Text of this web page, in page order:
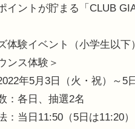
イントが貯まる「CLUB
験イベント（小学生以下）
ンス体験＞
年5月3日（火・祝）～5
：各日、抽選2名
：当日11:50（5日は11:20